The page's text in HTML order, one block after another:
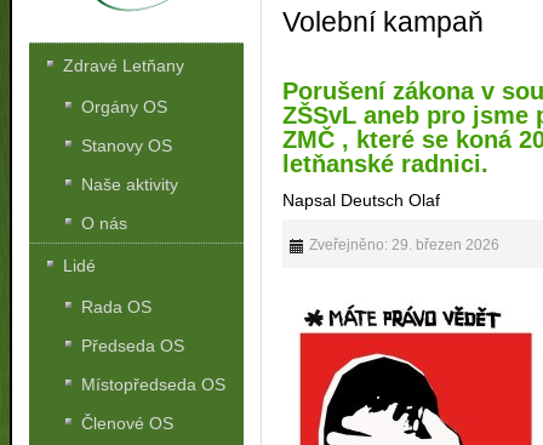
Volební kampaň
Porušení zákona v
ZŠSvL aneb pro
ZMČ , které se koná
letňanské radnici.
Napsal Deutsch Olaf
Zveřejněno: 29. březen 2026
Zdravé Letňany
Orgány OS
Stanovy OS
Naše aktivity
O nás
Lidé
Rada OS
Předseda OS
Místopředseda OS
Členové OS